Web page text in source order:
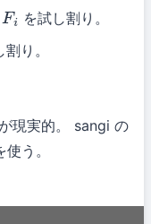
Fi
を試し割り。
り。
現実的。 sangi の
う。